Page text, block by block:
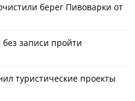
берег Пивоварки от
записи пройти
туристические проекты